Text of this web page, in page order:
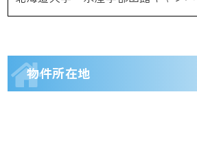
物件所在地